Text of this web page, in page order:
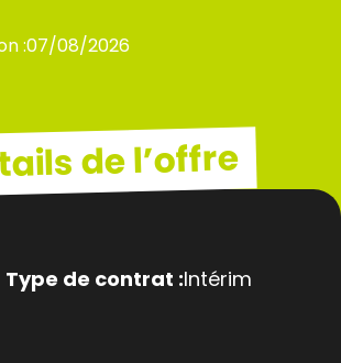
:07/08/2026
de l’offre
Type de contrat :Intérim